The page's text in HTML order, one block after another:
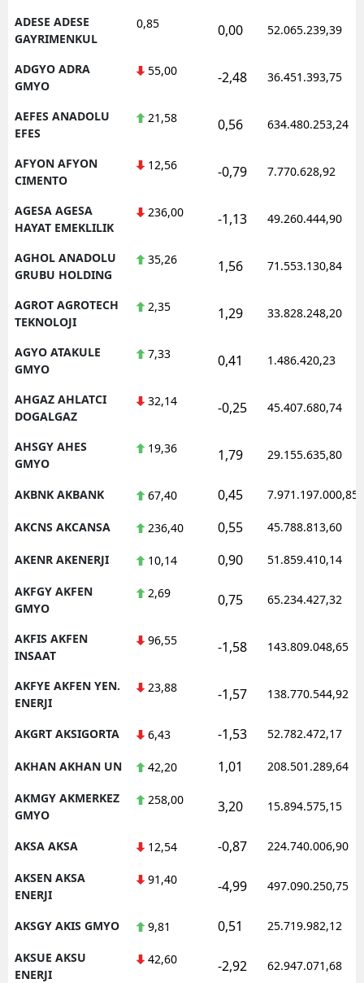
ADESE ADESE
GAYRIMENKUL
0,85 0,00 52.065.239,39
ADGYO ADRA
GMYO
55,00 -2,48 36.451.393,75
AEFES ANADOLU
EFES
21,58 0,56 634.480.253,24
AFYON AFYON
CIMENTO
12,56 -0,79 7.770.628,92
AGESA AGESA
HAYAT EMEKLILIK
236,00 -1,13 49.260.444,90
AGHOL ANADOLU
GRUBU HOLDING
35,26 1,56 71.553.130,84
AGROT AGROTECH
TEKNOLOJI
2,35 1,29 33.828.248,20
AGYO ATAKULE
GMYO
7,33 0,41 1.486.420,23
AHGAZ AHLATCI
DOGALGAZ
32,14 -0,25 45.407.680,74
AHSGY AHES
GMYO
19,36 1,79 29.155.635,80
AKBNK AKBANK 67,40 0,45 7.971.197.000,85
AKCNS AKCANSA 236,40 0,55 45.788.813,60
AKENR AKENERJI 10,14 0,90 51.859.410,14
AKFGY AKFEN
GMYO
2,69 0,75 65.234.427,32
AKFIS AKFEN
INSAAT
96,55 -1,58 143.809.048,65
AKFYE AKFEN YEN.
ENERJI
23,88 -1,57 138.770.544,92
AKGRT AKSIGORTA 6,43 -1,53 52.782.472,17
AKHAN AKHAN UN 42,20 1,01 208.501.289,64
AKMGY AKMERKEZ
GMYO
258,00 3,20 15.894.575,15
AKSA AKSA 12,54 -0,87 224.740.006,90
AKSEN AKSA
ENERJI
91,40 -4,99 497.090.250,75
AKSGY AKIS GMYO 9,81 0,51 25.719.982,12
AKSUE AKSU
ENERJI
42,60 -2,92 62.947.071,68